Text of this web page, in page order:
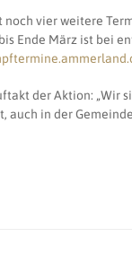
vier weitere
Ende März ist bei
der Aktion: „Wir
auch in der